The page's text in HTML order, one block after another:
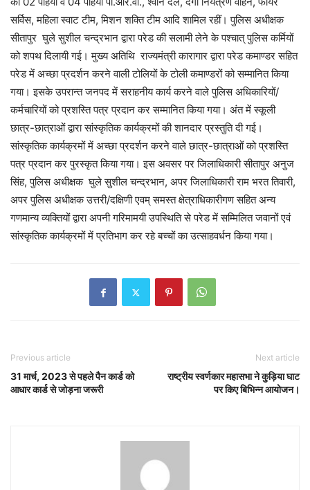
सर्विस, महिला स्वाट टीम, मिशन शक्ति टीम आदि शामिल रहीं। पुलिस अधीक्षक
सीतापुर घुले सुशील चन्द्रभान द्वारा परेड की सलामी लेने के पश्चात् पुलिस कर्मियों
को शपथ दिलायी गई। मुख्य अतिथि राज्यमंत्री कारागार द्वारा परेड कमाण्डर सहित
परेड में अच्छा प्रदर्शन करने वाली टोलियों के टोली कमाण्डरों को सम्मानित किया
गया। इसके उपरान्त जनपद में सराहनीय कार्य करने वाले पुलिस अधिकारियों/
कर्मचारियों को प्रशस्ति पत्र प्रदान कर सम्मानित किया गया। अंत में स्कूली
छात्र-छात्राओं द्वारा सांस्कृतिक कार्यक्रमों की शानदार प्रस्तुति दी गई।
सांस्कृतिक कार्यक्रमों में अच्छा प्रदर्शन करने वाले छात्र-छात्राओं को प्रशस्ति
पत्र प्रदान कर पुरस्कृत किया गया। इस अवसर पर जिलाधिकारी सीतापुर अनुज
सिंह, पुलिस अधीक्षक घुले सुशील चन्द्रभान, अपर जिलाधिकारी राम भरत तिवारी,
अपर पुलिस अधीक्षक उत्तरी/दक्षिणी एवम् समस्त क्षेत्राधिकारीगण सहित अन्य
गणमान्य व्यक्तियों द्वारा अपनी गरिमामयी उपस्थिति से परेड में सम्मिलित जवानों एवं
सांस्कृतिक कार्यक्रमों में प्रतिभाग कर रहे बच्चों का उत्साहवर्धन किया गया।
Previous article
31 मार्च, 2023 से पहले पैन कार्ड को
आधार कार्ड से जोड़ना जरूरी
Next article
राष्ट्रीय स्वर्णकार महासभा ने कुड़िया घाट
पर किए बिभिन्न आयोजन।